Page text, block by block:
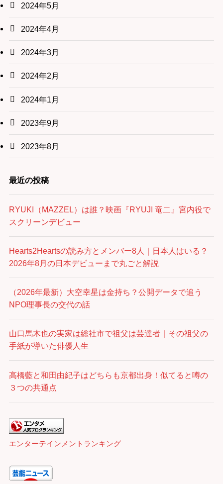
2024年5月
2024年4月
2024年3月
2024年2月
2024年1月
2023年9月
2023年8月
最近の投稿
RYUKI（MAZZEL）は誰？映画『RYUJI 竜二』宮内役で
スクリーンデビュー
Hearts2Heartsの読み方とメンバー8人｜日本人はいる？
2026年8月の日本デビューまで丸ごと解説
（2026年最新）大空幸星は金持ち？公開データで追う
NPO理事長の交代の話
山口馬木也の実家は総社市で祖父は芸達者｜その祖父の
手紙が導いた俳優人生
高橋藍と和田由紀子はどちらも京都出身！似てると噂の
３つの共通点
エンターテインメントランキング